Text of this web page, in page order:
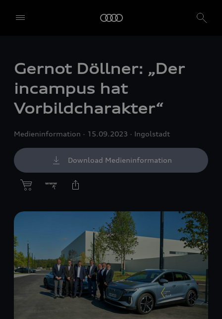
Gernot Döllner: „Der
incampus hat
Vorbildcharakter“
Medieninformation 15.09.2023 Ingolstadt
Download Medieninformation